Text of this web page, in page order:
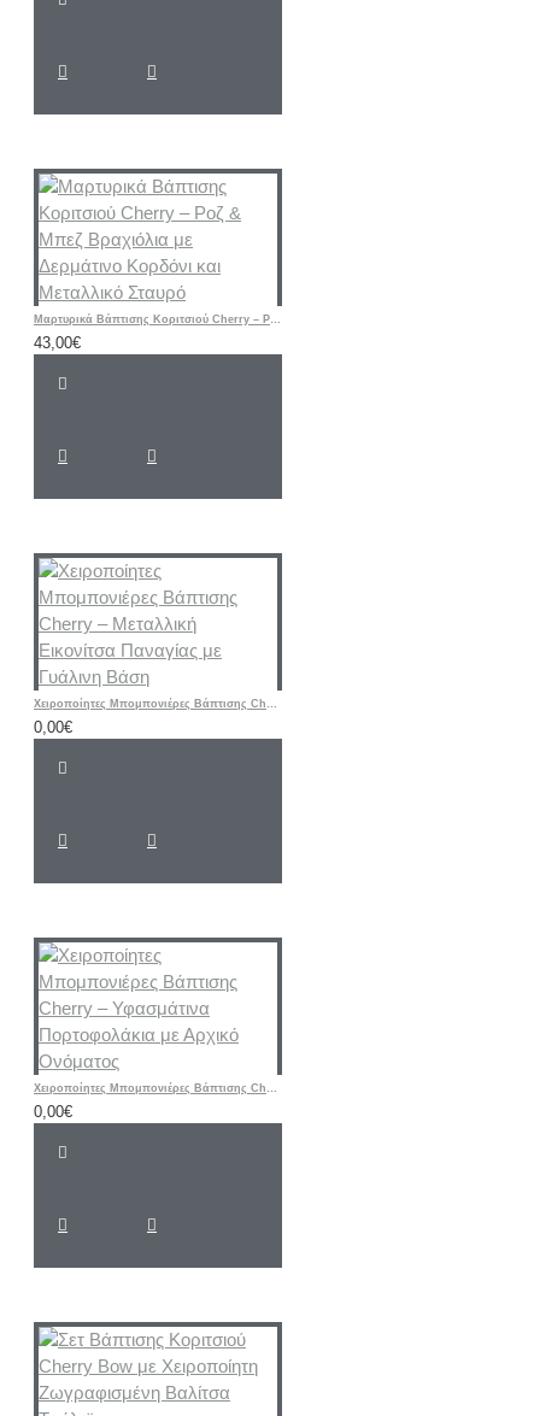
Μαρτυρικά Βάπτισης Κοριτσιού Cherry – Ροζ & Μπεζ Βραχιόλια με Δερμάτινο Κορδόνι και Μεταλλικό Σταυρό
43,00€
Χειροποίητες Μπομπονιέρες Βάπτισης Cherry – Μεταλλική Εικονίτσα Παναγίας με Γυάλινη Βάση
0,00€
Χειροποίητες Μπομπονιέρες Βάπτισης Cherry – Υφασμάτινα Πορτοφολάκια με Αρχικό Ονόματος
0,00€